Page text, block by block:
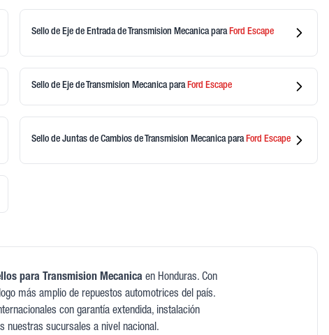
Sello de Eje de Entrada de Transmision Mecanica paraFord Escape
Sello de Eje de Transmision Mecanica paraFord Escape
Sello de Juntas de Cambios de Transmision Mecanica paraFord Escape
para Transmision Mecanica en Honduras. Con
más amplio de repuestos automotrices del país.
con garantía extendida, instalación
nuestras sucursales a nivel nacional.